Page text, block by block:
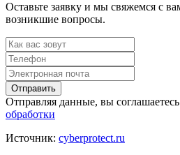
Оставьте заявку и мы свяжемся с
возникшие вопросы.
Отправить
Отправляя данные, вы
обработки
Источник: cyberprotect.ru